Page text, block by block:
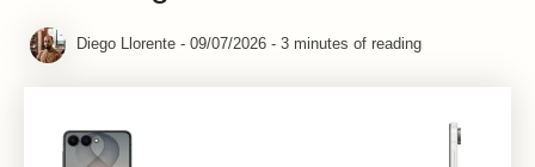
Diego Llorente - 09/07/2026 - 3 minutes of reading